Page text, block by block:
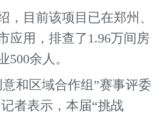
目前该项目已在郑州、
应用，排查了1.96万间房
500余人。
区域合作组”赛事评委
者表示，本届“挑战